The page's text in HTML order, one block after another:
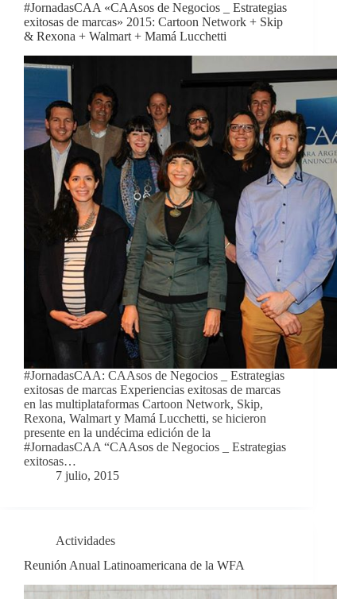
#JornadasCAA «CAAsos de Negocios _ Estrategias
exitosas de marcas» 2015: Cartoon Network + Skip
& Rexona + Walmart + Mamá Lucchetti
#JornadasCAA: CAAsos de Negocios _ Estrategias
exitosas de marcas Experiencias exitosas de marcas
en las multiplataformas Cartoon Network, Skip,
Rexona, Walmart y Mamá Lucchetti, se hicieron
presente en la undécima edición de la
#JornadasCAA “CAAsos de Negocios _ Estrategias
exitosas…
7 julio, 2015
Actividades
Reunión Anual Latinoamericana de la WFA